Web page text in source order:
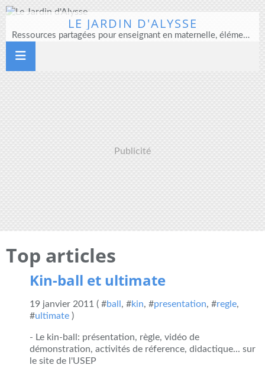
LE JARDIN D'ALYSSE
Ressources partagées pour enseignant en maternelle, élémentaire et direction d'école
Publicité
Top articles
Kin-ball et ultimate
19 janvier 2011 ( #ball , #kin, #presentation, #regle,
#ultimate )
- Le kin-ball: présentation, règle, vidéo de
démonstration, activités de réference, didactique... sur
le site de l'USEP